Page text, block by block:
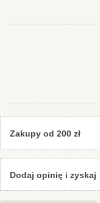
Zakupy od 200 zł
Dodaj opinię i zyskaj